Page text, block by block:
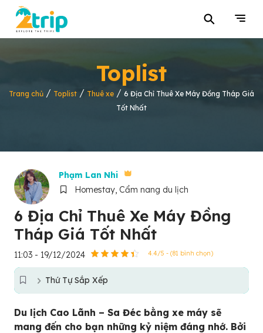
⚲
Toplist
Trang chủ / Toplist / Thuê xe / 6 Địa Chỉ Thuê Xe Máy Đồng Tháp Giá
Tốt Nhất
Phạm Lan Nhi
Homestay, Cẩm nang du lịch
6 Địa Chỉ Thuê Xe Máy Đồng
Tháp Giá Tốt Nhất
11:03 - 19/12/2024 4.4/5 - (81 bình chọn)
Thứ Tự Sắp Xếp
Du lịch Cao Lãnh – Sa Đéc bằng xe máy sẽ
mang đến cho bạn những kỷ niệm đáng nhớ. Bởi